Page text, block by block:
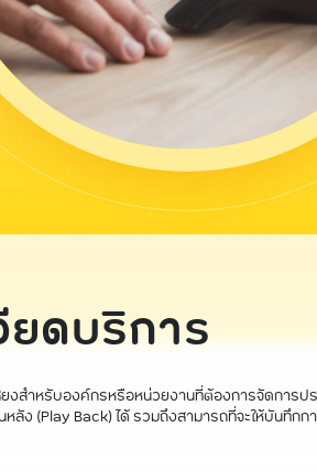
ยดบริการ
งสำหรับองค์กรหรือหน่วยงานที่ต้องการจัดการป
ลัง (Play Back) ได้ รวมถึงสามารถที่จะให้บันทึก